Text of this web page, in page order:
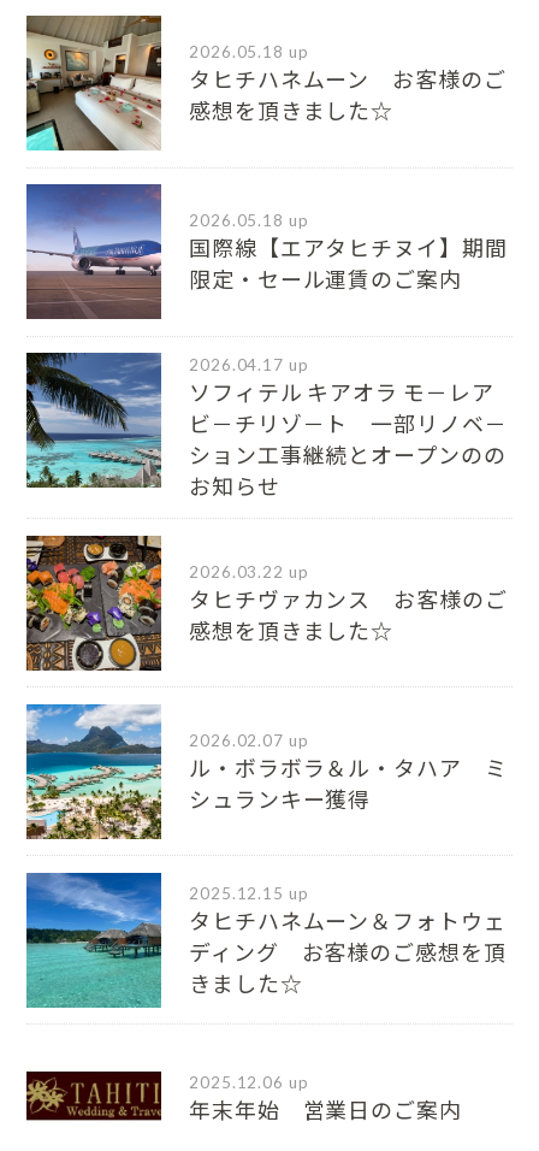
2026.05.18 up
タヒチハネムーン お客様のご
感想を頂きました☆
2026.05.18 up
国際線【エアタヒチヌイ】期間
限定・セール運賃のご案内
2026.04.17 up
ソフィテル キアオラ モ－レア
ビ－チリゾ－ト 一部リノベ－
ション工事継続とオープンのの
お知らせ
2026.03.22 up
タヒチヴァカンス お客様のご
感想を頂きました☆
2026.02.07 up
ル・ボラボラ＆ル・タハア ミ
シュランキー獲得
2025.12.15 up
タヒチハネムーン＆フォトウェ
ディング お客様のご感想を頂
きました☆
2025.12.06 up
年末年始 営業日のご案内